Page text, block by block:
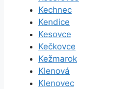
Kechnec
Kendice
Kesovce
Kečkovce
Kežmarok
Klenová
Klenovec